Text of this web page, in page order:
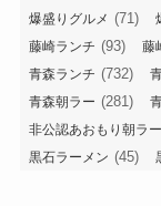
爆盛りグルメ (71)
藤崎ランチ (93) 藤
青森ランチ (732)
青森朝ラー (281)
非公認あおもり朝ラ
黒石ラーメン (45)